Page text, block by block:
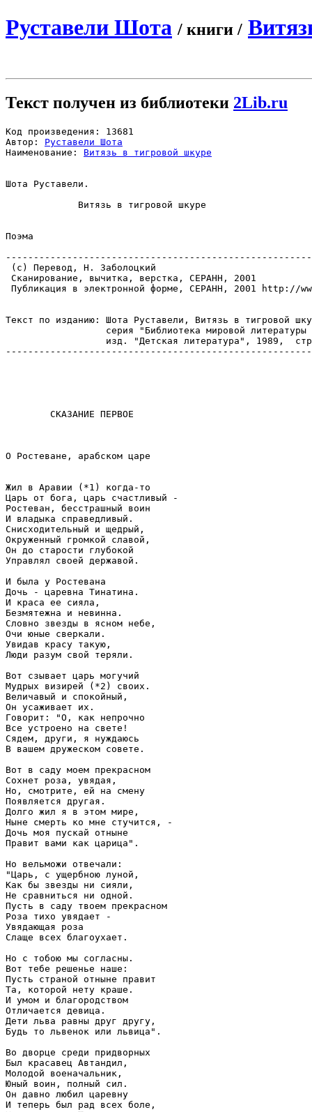
Руставели Шота / книги /
Текст получен из библиотеки 2Lib.ru
Код произведения: 13681
Автор: Руставели Шота
Наименование: Витязь в тигровой шкуре